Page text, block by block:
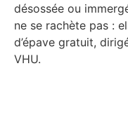
désossée ou
ne se rachète pas :
d’épave gratuit,
VHU.